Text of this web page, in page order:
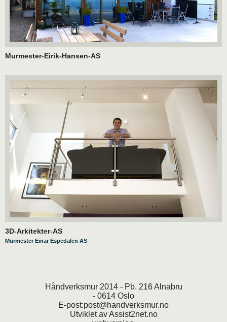
Murmester-Eirik-Hansen-AS
3D-Arkitekter-AS
Murmester Einar Espedalen AS
Håndverksmur 2014 - Pb. 216 Alnabru
- 0614 Oslo
E-post:post@handverksmur.no
Utviklet avAssist2net.no